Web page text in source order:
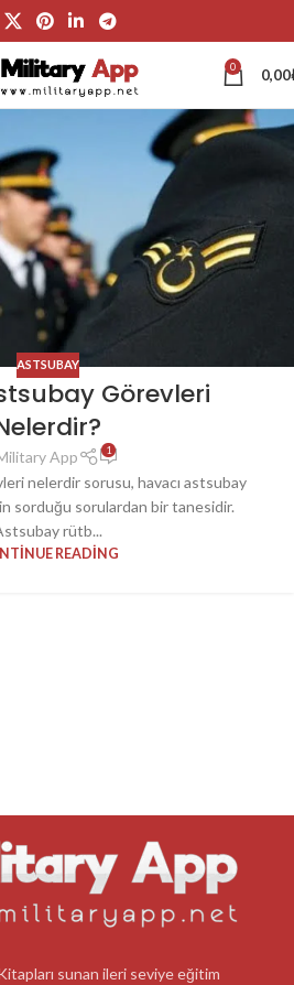
0 0,00
ASTSUBAY
Görevleri
App 1
nelerdir sorusu, havacı astsubay
sorduğu sorulardan bir tanesidir.
rütb...
READING
sunan ileri seviye eğitim